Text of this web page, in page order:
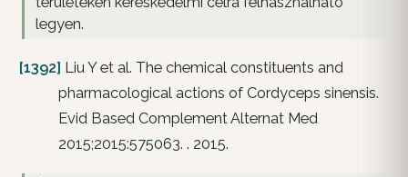
legyen.
[1392] Liu Y et al. The chemical constituents and
pharmacological actions of Cordyceps sinensis.
Evid Based Complement Alternat Med
2015;2015:575063. . 2015.